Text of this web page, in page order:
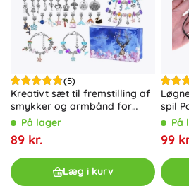
(5)
Kreativt sæt til fremstilling af
smykker og armbånd for
børnPå lager
89 kr.
Læg i kurv
spil
På
99